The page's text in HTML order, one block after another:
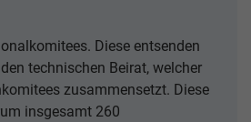
Diese entsenden
technischen Beirat, welcher
zusammensetzt. Diese
insgesamt 260